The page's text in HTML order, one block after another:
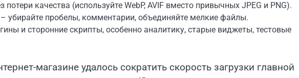
качества (используйте WebP, AVIF вместо привычных JPEG и PNG).
убирайте пробелы, комментарии, объединяйте мелкие файлы.
и сторонние скрипты, особенно аналитику, старые виджеты, тестовые
магазине удалось сократить скорость загрузки главной